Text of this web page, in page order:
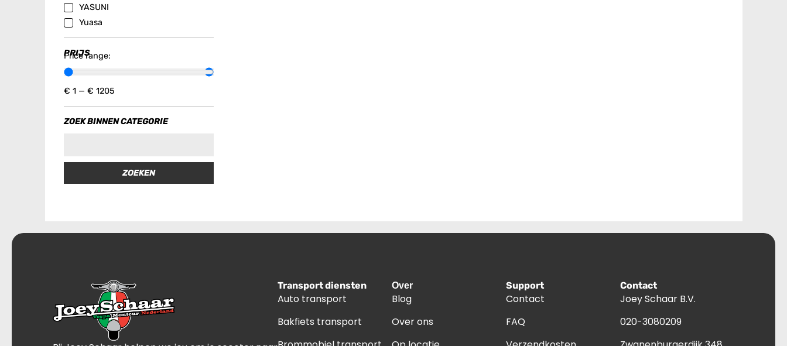
YASUNI
Yuasa
PRIJS
Price range:
€ 1 — € 1205
ZOEK BINNEN CATEGORIE
ZOEKEN
Transport diensten
Auto transport
Bakfiets transport
Over
Blog
Over ons
Support
Contact
FAQ
Contact
Joey Schaar B.V.
020-3080209